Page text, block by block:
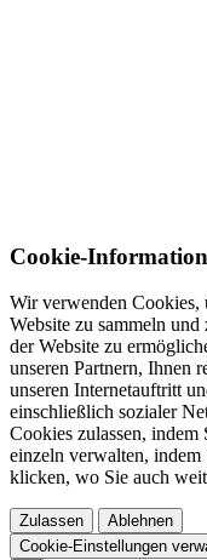
Cookie-
Wir verwenden Cookies,
Website zu sammeln
der Website zu
unseren Partnern, Ihnen
unseren Internetauftritt
einschließlich sozialer
Cookies zulassen,
einzeln verwalten,
klicken, wo Sie auch
Zulassen
Ablehnen
Cookie-Einstellungen